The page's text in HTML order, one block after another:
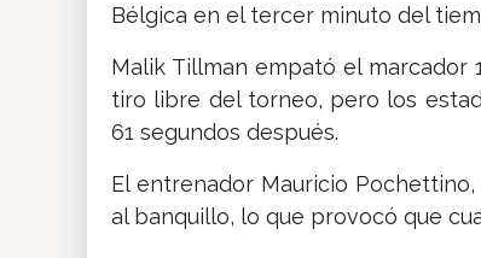
Bélgica en el tercer minuto del
Malik Tillman empató el marcador
tiro libre del torneo, pero los
61 segundos después.
El entrenador Mauricio
al banquillo, lo que provocó que